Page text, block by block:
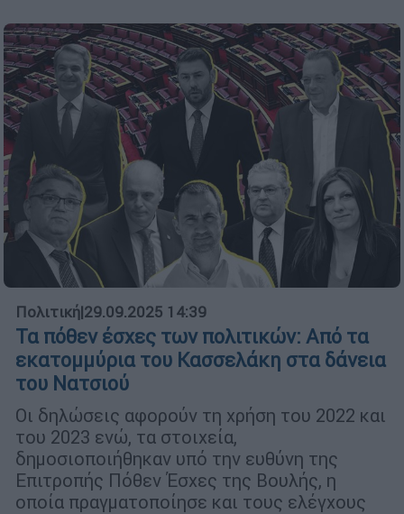
Πολιτική|29.09.2025 14:39
Τα πόθεν έσχες των πολιτικών: Από τα
εκατομμύρια του Κασσελάκη στα δάνεια
του Νατσιού
Οι δηλώσεις αφορούν τη χρήση του 2022 και
του 2023 ενώ, τα στοιχεία,
δημοσιοποιήθηκαν υπό την ευθύνη της
Επιτροπής Πόθεν Έσχες της Βουλής, η
οποία πραγματοποίησε και τους ελέγχους